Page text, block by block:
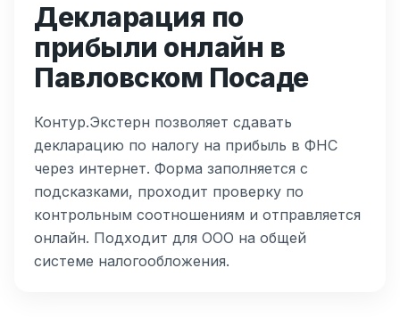
Декларация по
прибыли онлайн в
Павловском Посаде
Контур.Экстерн позволяет сдавать
декларацию по налогу на прибыль в ФНС
через интернет. Форма заполняется с
подсказками, проходит проверку по
контрольным соотношениям и отправляется
онлайн. Подходит для ООО на общей
системе налогообложения.